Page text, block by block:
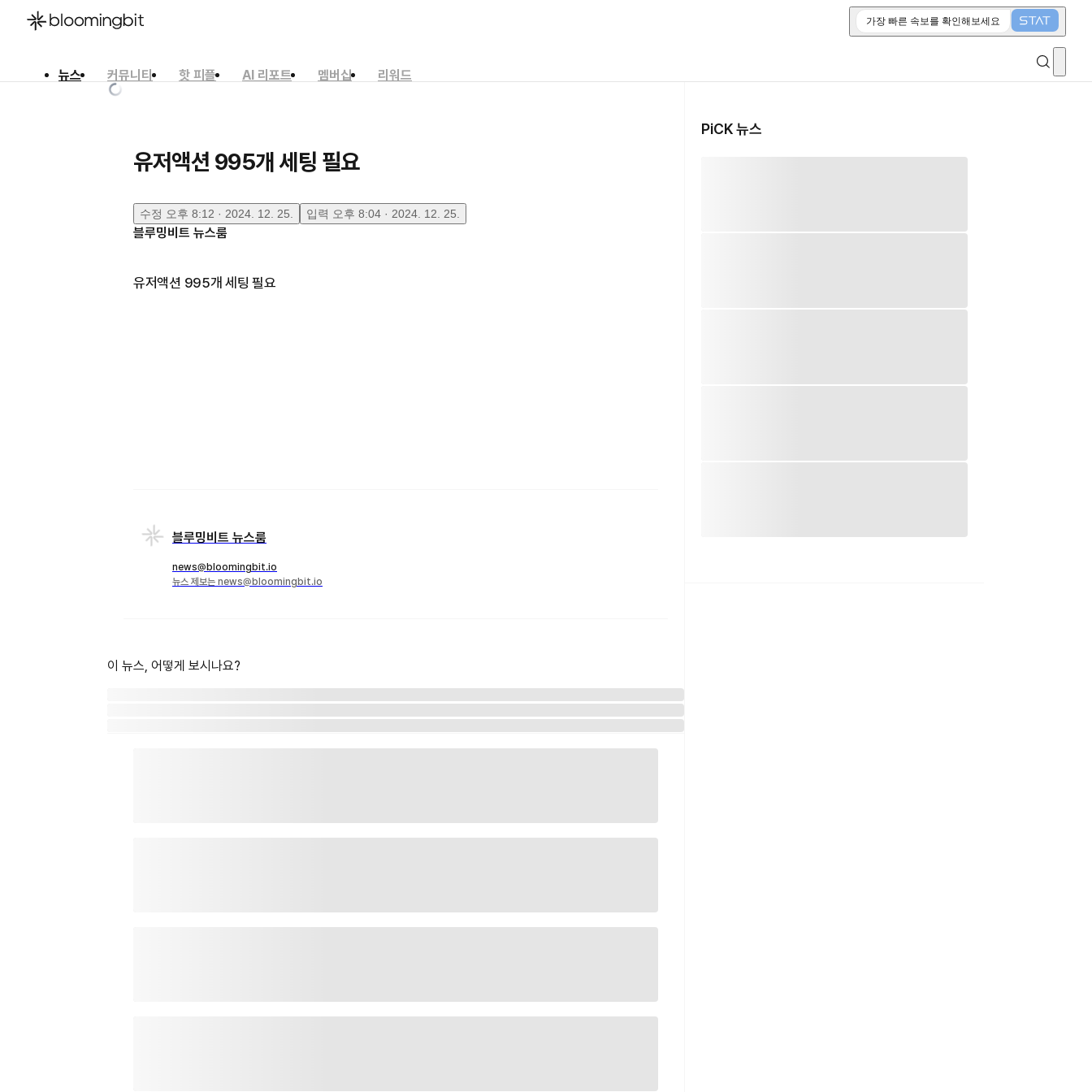
가장 빠른 속보를 확인해보세요
뉴스 커뮤니티 핫 피플 AI 리포트 멤버십
리워드
유저액션 995개 세팅 필요
수정 오후 8:12 · 2024. 12. 25. 입력 오후 8:04 · 2024. 12. 25.
블루밍비트 뉴스룸
유저액션 995개 세팅 필요
블루밍비트 뉴스룸
news@bloomingbit.io
뉴스 제보는 news@bloomingbit.io
이 뉴스, 어떻게 보시나요?
PiCK 뉴스